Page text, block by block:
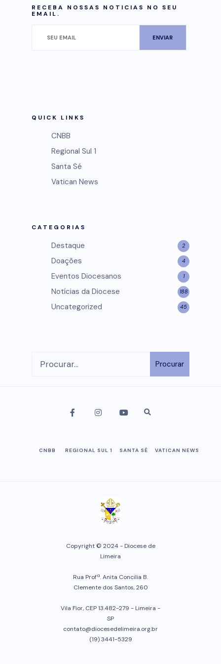
RECEBA NOSSAS NOTICIAS NO SEU
EMAIL.
QUICK LINKS
CNBB
Regional Sul 1
Santa Sé
Vatican News
CATEGORIAS
Destaque 2
Doações 4
Eventos Diocesanos 1
Notícias da Diocese 188
Uncategorized 45
Procurar
CNBB REGIONAL SUL 1 SANTA SÉ VATICAN NEWS
Copyright © 2024 - Diocese de
Limeira
Rua Profª. Anita Concilia B.
Clemente dos Santos, 260
Vila Fior, CEP 13.482-279 - Limeira -
SP
contato@diocesedelimeira.org.br
(19) 3441-5329